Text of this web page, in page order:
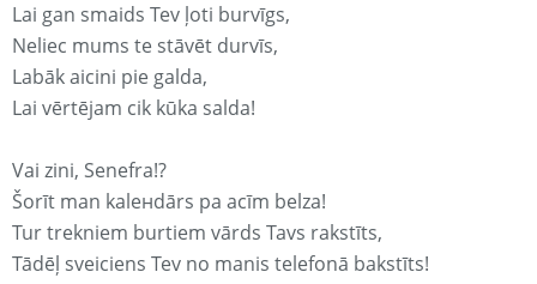
Lai gan smaids Tev ļoti burvīgs,
Neliec mums te stāvēt durvīs,
Labāk aicini pie galda,
Lai vērtējam cik kūka salda!
Vai zini, Senefra!?
Šorīt man kaleнdārs pa acīm belza!
Tur trekniem burtiem vārds Tavs rakstīts,
Tādēļ sveiciens Tev no manis telefonā bakstīts!